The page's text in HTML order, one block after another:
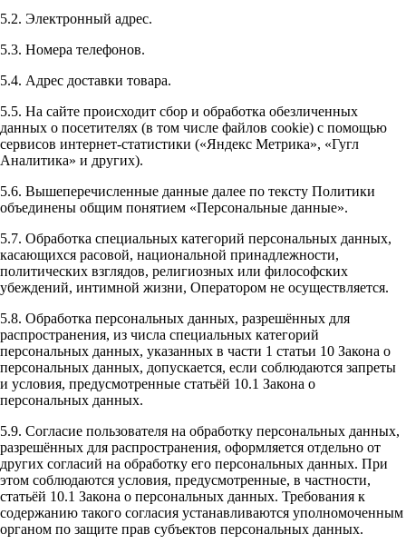
5.2. Электронный адрес.
5.3. Номера телефонов.
5.4. Адрес доставки товара.
5.5. На сайте происходит сбор и обработка обезличенных
данных о посетителях (в том числе файлов cookie) с помощью
сервисов интернет-статистики («Яндекс Метрика», «Гугл
Аналитика» и других).
5.6. Вышеперечисленные данные далее по тексту Политики
объединены общим понятием «Персональные данные».
5.7. Обработка специальных категорий персональных данных,
касающихся расовой, национальной принадлежности,
политических взглядов, религиозных или философских
убеждений, интимной жизни, Оператором не осуществляется.
5.8. Обработка персональных данных, разрешённых для
распространения, из числа специальных категорий
персональных данных, указанных в части 1 статьи 10 Закона о
персональных данных, допускается, если соблюдаются запреты
и условия, предусмотренные статьёй 10.1 Закона о
персональных данных.
5.9. Согласие пользователя на обработку персональных данных,
разрешённых для распространения, оформляется отдельно от
других согласий на обработку его персональных данных. При
этом соблюдаются условия, предусмотренные, в частности,
статьёй 10.1 Закона о персональных данных. Требования к
содержанию такого согласия устанавливаются уполномоченным
органом по защите прав субъектов персональных данных.